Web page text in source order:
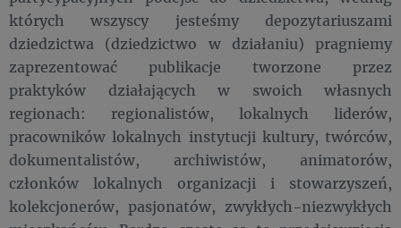
których wszyscy jesteśmy depozytariuszami
dziedzictwa (dziedzictwo w działaniu) pragniemy
zaprezentować publikacje tworzone przez
praktyków działających w swoich własnych
regionach: regionalistów, lokalnych liderów,
pracowników lokalnych instytucji kultury, twórców,
dokumentalistów, archiwistów, animatorów,
członków lokalnych organizacji i stowarzyszeń,
kolekcjonerów, pasjonatów, zwykłych-niezwykłych